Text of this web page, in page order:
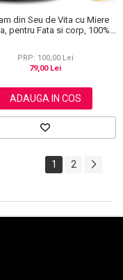
din Seu de Vita cu Miere
pentru Fata si corp, 100%
PRP: 100,00 Lei
79,00 Lei
ADAUGA IN COS
1 2